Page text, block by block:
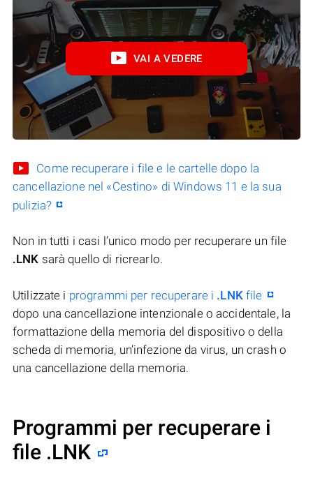
VAI A VEDERE
Come recuperare i file e le cartelle dopo la
cancellazione nel «Cestino» di Windows 11 e la sua
pulizia?
Non in tutti i casi l’unico modo per recuperare un file
.LNK sarà quello di ricrearlo.
Utilizzate i programmi per recuperare i .LNKfile
dopo una cancellazione intenzionale o accidentale, la
formattazione della memoria del dispositivo o della
scheda di memoria, un’infezione da virus, un crash o
una cancellazione della memoria.
Programmi per recuperare i
file .LNK